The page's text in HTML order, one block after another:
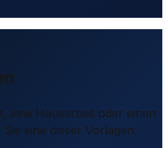
eine Hausarbeit oder einen
eine dieser Vorlagen.